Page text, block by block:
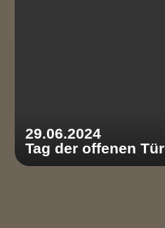
29.06.2024
Tag der offenen Tür